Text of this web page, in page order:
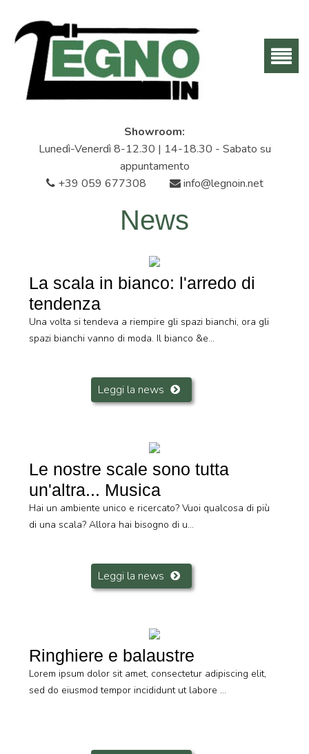
Showroom:
Lunedì-Venerdì 8-12.30 | 14-18.30 - Sabato su
appuntamento
+39 059 677308
info@legnoin.net
News
La scala in bianco: l'arredo di
tendenza
Una volta si tendeva a riempire gli spazi bianchi, ora gli
spazi bianchi vanno di moda. Il bianco &e...
Leggi la news
Le nostre scale sono tutta
un'altra... Musica
Hai un ambiente unico e ricercato? Vuoi qualcosa di più
di una scala? Allora hai bisogno di u...
Leggi la news
Ringhiere e balaustre
Lorem ipsum dolor sit amet, consectetur adipiscing elit,
sed do eiusmod tempor incididunt ut labore ...